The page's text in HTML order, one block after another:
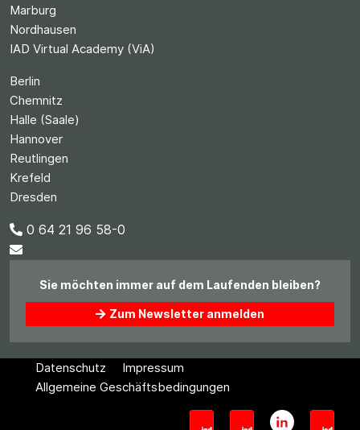
Marburg
Nordhausen
IAD Virtual Academy (ViA)
Berlin
Chemnitz
Halle (Saale)
Hannover
Reutlingen
Krefeld
Dresden
0 64 21 96 58-0
Sie möchten immer auf dem Laufenden bleiben?
Zum Newsletter anmelden
Datenschutz
Impressum
Allgemeine Geschäftsbedingungen